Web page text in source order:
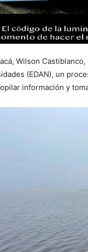
Wilson
(EDAN), un
información y